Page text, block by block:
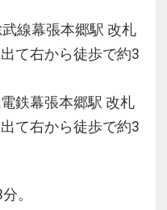
武線幕張本郷駅 改札
出て右から徒歩で約3
鉄幕張本郷駅 改札
出て右から徒歩で約3
。